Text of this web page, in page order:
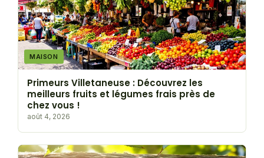
MAISON
Primeurs Villetaneuse : Découvrez les
meilleurs fruits et légumes frais près de
chez vous !
août 4, 2026